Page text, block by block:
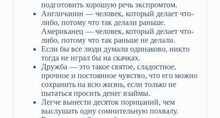
подготовить хорошую речь экспромтом.
Англичанин — человек, который делает что-
либо, потому что так делали раньше.
Американец — человек, который делает что-
либо, потому что так раньше не делали.
Если бы все люди думали одинаково, никто
тогда не играл бы на скачках.
Дружба — это такое святое, сладостное,
прочное и постоянное чувство, что его можно
сохранить на всю жизнь, если только не
пытаться просить денег взаймы.
Легче вынести десяток порицаний, чем
выслушать одну сомнительную похвалу.